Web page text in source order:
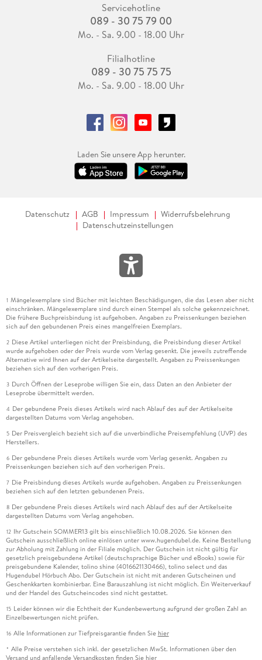
Servicehotline
089 - 30 75 79 00
Mo. - Sa. 9.00 - 18.00 Uhr
Filialhotline
089 - 30 75 75 75
Mo. - Sa. 9.00 - 18.00 Uhr
Laden Sie unsere App herunter.
Datenschutz AGB Impressum
Widerrufsbelehrung
Datenschutzeinstellungen
1 Mängelexemplare sind Bücher mit leichten Beschädigungen, die das Lesen aber nicht
einschränken. Mängelexemplare sind durch einen Stempel als solche gekennzeichnet.
Die frühere Buchpreisbindung ist aufgehoben. Angaben zu Preissenkungen beziehen
sich auf den gebundenen Preis eines mangelfreien Exemplars.
2 Diese Artikel unterliegen nicht der Preisbindung, die Preisbindung dieser Artikel
wurde aufgehoben oder der Preis wurde vom Verlag gesenkt. Die jeweils zutreffende
Alternative wird Ihnen auf der Artikelseite dargestellt. Angaben zu Preissenkungen
beziehen sich auf den vorherigen Preis.
3 Durch Öffnen der Leseprobe willigen Sie ein, dass Daten an den Anbieter der
Leseprobe übermittelt werden.
4 Der gebundene Preis dieses Artikels wird nach Ablauf des auf der Artikelseite
dargestellten Datums vom Verlag angehoben.
5 Der Preisvergleich bezieht sich auf die unverbindliche Preisempfehlung (UVP) des
Herstellers.
6 Der gebundene Preis dieses Artikels wurde vom Verlag gesenkt. Angaben zu
Preissenkungen beziehen sich auf den vorherigen Preis.
7 Die Preisbindung dieses Artikels wurde aufgehoben. Angaben zu Preissenkungen
beziehen sich auf den letzten gebundenen Preis.
8 Der gebundene Preis dieses Artikels wird nach Ablauf des auf der Artikelseite
dargestellten Datums vom Verlag angehoben.
12 Ihr Gutschein SOMMER13 gilt bis einschließlich 10.08.2026. Sie können den
Gutschein ausschließlich online einlösen unter www.hugendubel.de. Keine Bestellung
zur Abholung mit Zahlung in der Filiale möglich. Der Gutschein ist nicht gültig für
gesetzlich preisgebundene Artikel (deutschsprachige Bücher und eBooks) sowie für
preisgebundene Kalender, tolino shine (4016621130466), tolino select und das
Hugendubel Hörbuch Abo. Der Gutschein ist nicht mit anderen Gutscheinen und
Geschenkkarten kombinierbar. Eine Barauszahlung ist nicht möglich. Ein Weiterverkauf
und der Handel des Gutscheincodes sind nicht gestattet.
15 Leider können wir die Echtheit der Kundenbewertung aufgrund der großen Zahl an
Einzelbewertungen nicht prüfen.
16 Alle Informationen zur Tiefpreisgarantie finden Sie hier
* Alle Preise verstehen sich inkl. der gesetzlichen MwSt. Informationen über den
Versand und anfallende Versandkosten finden Sie hier